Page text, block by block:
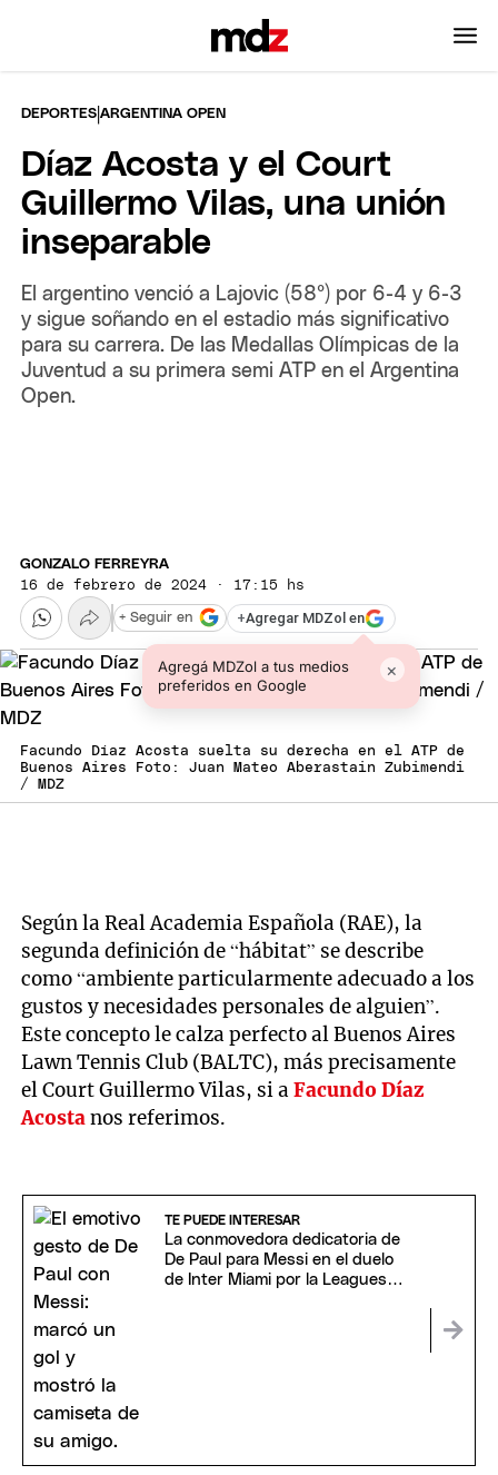
DEPORTES |ARGENTINA OPEN
Díaz Acosta y el Court
Guillermo Vilas, una unión
inseparable
El argentino venció a Lajovic (58°) por 6-4 y 6-3
y sigue soñando en el estadio más significativo
para su carrera. De las Medallas Olímpicas de la
Juventud a su primera semi ATP en el Argentina
Open.
GONZALO FERREYRA
16 de febrero de 2024 · 17:15 hs
+Agregar MDZol en
Agregá MDZol a tus medios
preferidos en Google
×
+ Seguir en
Facundo Díaz Acosta suelta su derecha en el ATP de
Buenos Aires Foto: Juan Mateo Aberastain Zubimendi
/ MDZ
Según la Real Academia Española (RAE), la
segunda definición de “hábitat” se describe
como “ambiente particularmente adecuado a los
gustos y necesidades personales de alguien”.
Este concepto le calza perfecto al Buenos Aires
Lawn Tennis Club (BALTC), más precisamente
el Court Guillermo Vilas, si aFacundo Díaz
Acostanos referimos.
TE PUEDE INTERESAR
La conmovedora dedicatoria de
De Paul para Messi en el duelo
de Inter Miami por la Leagues